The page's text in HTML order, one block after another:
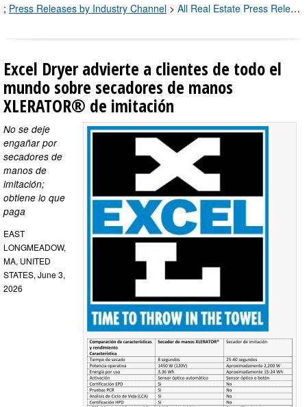
; Press Releases by Industry Channel > All Real Estate Press Releases
Excel Dryer advierte a clientes de todo el
mundo sobre secadores de manos
XLERATOR® de imitación
No se deje
engañar por
secadores de
manos de
imitación;
obtiene lo que
paga
EAST
LONGMEADOW,
MA, UNITED
STATES, June 3,
2026